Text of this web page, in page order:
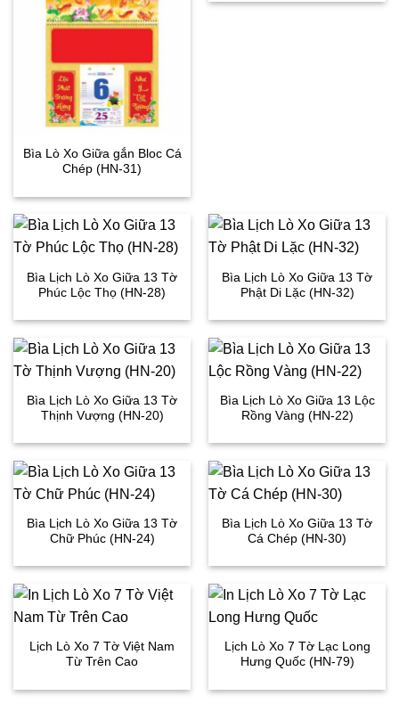
Bìa Lò Xo Giữa gắn Bloc Cá
Chép (HN-31)
Bìa Lịch Lò Xo Giữa 13 Tờ
Phúc Lộc Thọ (HN-28)
Bìa Lịch Lò Xo Giữa 13 Tờ
Phật Di Lặc (HN-32)
Bìa Lịch Lò Xo Giữa 13 Tờ
Thịnh Vượng (HN-20)
Bìa Lịch Lò Xo Giữa 13 Lộc
Rồng Vàng (HN-22)
Bìa Lịch Lò Xo Giữa 13 Tờ
Chữ Phúc (HN-24)
Bìa Lịch Lò Xo Giữa 13 Tờ
Cá Chép (HN-30)
Lịch Lò Xo 7 Tờ Việt Nam
Từ Trên Cao
Lịch Lò Xo 7 Tờ Lạc Long
Hưng Quốc (HN-79)